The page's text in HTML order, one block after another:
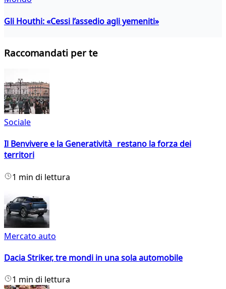
Gli Houthi: «Cessi l’assedio agli yemeniti»
Raccomandati per te
Sociale
Il Benvivere e la Generatività restano la forza dei
territori
1 min di lettura
Mercato auto
Dacia Striker, tre mondi in una sola automobile
1 min di lettura